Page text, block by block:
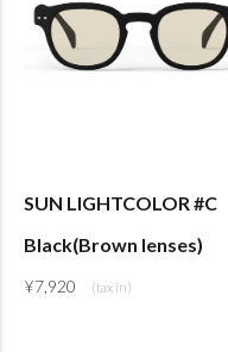
SUN LIGHTCOLOR #C
Black(Brown lenses)
¥7,920